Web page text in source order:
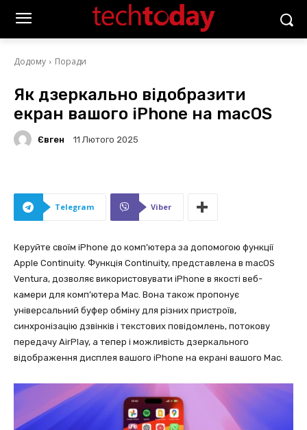
Додому Поради
Як дзеркально відобразити
екран вашого iPhone на macOS
Євген 11 Лютого 2025
Telegram Viber
Керуйте своїм iPhone до комп’ютера за допомогою функції
Apple Continuity. Функція Continuity, представлена в macOS
Ventura, дозволяє використовувати iPhone в якості веб-
камери для комп’ютера Mac. Вона також пропонує
універсальний буфер обміну для різних пристроїв,
синхронізацію дзвінків і текстових повідомлень, потокову
передачу AirPlay, а тепер і можливість дзеркального
відображення дисплея вашого iPhone на екрані вашого Mac.